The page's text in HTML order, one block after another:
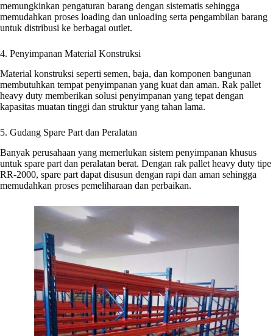
memungkinkan pengaturan barang dengan sistematis sehingga
memudahkan proses loading dan unloading serta pengambilan barang
untuk distribusi ke berbagai outlet.
4. Penyimpanan Material Konstruksi
Material konstruksi seperti semen, baja, dan komponen bangunan
membutuhkan tempat penyimpanan yang kuat dan aman. Rak pallet
heavy duty memberikan solusi penyimpanan yang tepat dengan
kapasitas muatan tinggi dan struktur yang tahan lama.
5. Gudang Spare Part dan Peralatan
Banyak perusahaan yang memerlukan sistem penyimpanan khusus
untuk spare part dan peralatan berat. Dengan rak pallet heavy duty tipe
RR-2000, spare part dapat disusun dengan rapi dan aman sehingga
memudahkan proses pemeliharaan dan perbaikan.